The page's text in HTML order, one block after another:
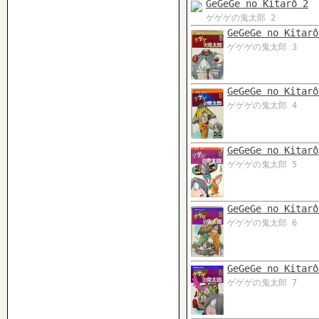
GeGeGe no Kitarô 2
ゲゲゲの鬼太郎 2
GeGeGe no
ゲゲゲの鬼太郎 3
GeGeGe no
ゲゲゲの鬼太郎 4
GeGeGe no
ゲゲゲの鬼太郎 5
GeGeGe no
ゲゲゲの鬼太郎 6
GeGeGe no
ゲゲゲの鬼太郎 7